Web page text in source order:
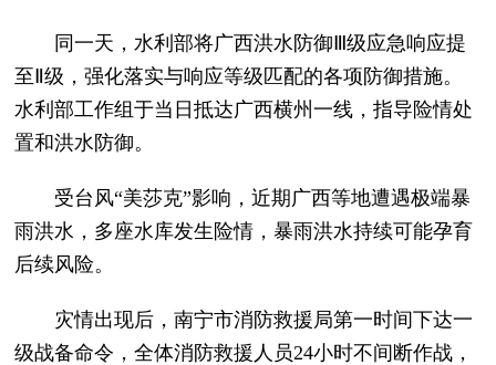
同一天，水利部将广西洪水防御Ⅲ级应急响应提
至Ⅱ级，强化落实与响应等级匹配的各项防御措施。
水利部工作组于当日抵达广西横州一线，指导险情处
置和洪水防御。
受台风“美莎克”影响，近期广西等地遭遇极端暴
雨洪水，多座水库发生险情，暴雨洪水持续可能孕育
后续风险。
灾情出现后，南宁市消防救援局第一时间下达一
级战备命令，全体消防救援人员24小时不间断作战，